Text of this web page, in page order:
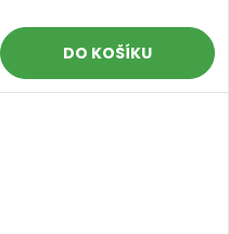
DO KOŠÍKU